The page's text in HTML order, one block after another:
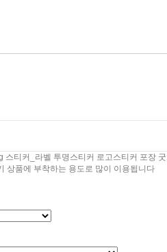
스티커_라벨 투명스티커 로고스티커 포장
상품에 부착하는 용도로 많이 이용됩니다